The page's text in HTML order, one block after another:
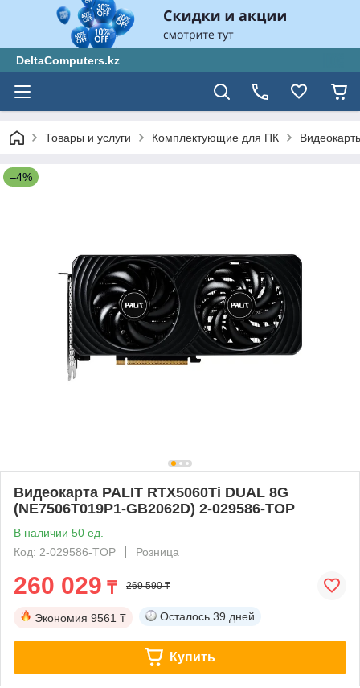
DeltaComputers.kz
Товары и услуги Комплектующие для ПК
–4%
Видеокарта PALIT RTX5060Ti DUAL 8G
(NE7506T019P1-GB2062D) 2-029586-TOP
В наличии 50 ед.
Код: 2-029586-TOP
Розница
260 029 ₸ 269 590 ₸
Экономия 9561 ₸ Осталось 39 дней
Купить